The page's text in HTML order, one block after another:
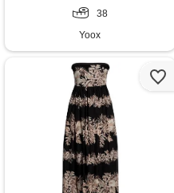
38
Yoox